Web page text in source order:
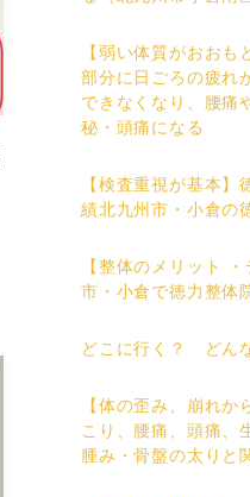
【弱い体質がおお
部分に日ごろの疲れ
できなくなり、腰痛
秘・頭痛になる
【検査重視が基本
績北九州市・小倉の
【整体のメリット
市・小倉で徳力整体
どこに行く？ どん
【体の歪み、崩れ
こり、腰痛、頭痛、
腫み・骨盤の太りと